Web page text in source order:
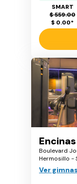
SMART
$ 559.00
$ 0.00*
Boulevard
Hermosillo -
Ver